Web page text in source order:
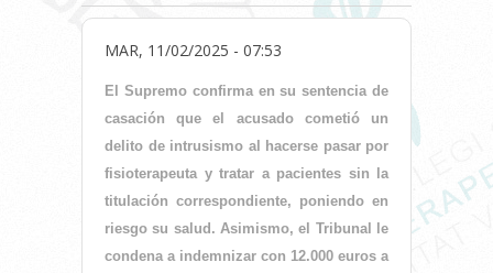
MAR, 11/02/2025 - 07:53
El Supremo confirma en su sentencia de
casación que el acusado cometió un
delito de intrusismo al hacerse pasar por
fisioterapeuta y tratar a pacientes sin la
titulación correspondiente, poniendo en
riesgo su salud. Asimismo, el Tribunal le
condena a indemnizar con 12.000 euros a